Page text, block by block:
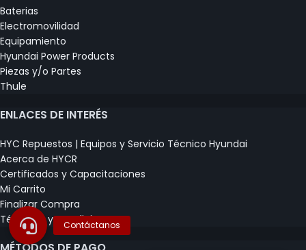
Baterias
Electromovilidad
Equipamiento
Hyundai Power Products
Piezas y/o Partes
Thule
ENLACES DE INTERÉS
HYC Repuestos | Equipos y Servicio Técnico Hyundai
Acerca de HYCR
Certificados y Capacitaciones
Mi Carrito
Finalizar Compra
Términos y Condiciones